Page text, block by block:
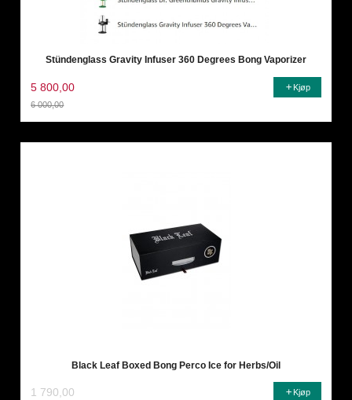
Stündenglass Gravity Infuser 360 Degrees Bong Vaporizer
5 800,00
6 000,00
Kjøp
Black Leaf Boxed Bong Perco Ice for Herbs/Oil
1 790,00 Kjøp